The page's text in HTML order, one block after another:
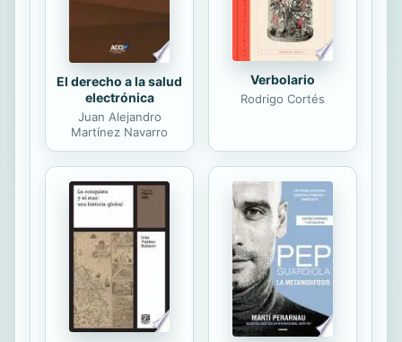
El derecho a la salud
electrónica
Juan Alejandro
Martínez Navarro
Verbolario
Rodrigo Cortés